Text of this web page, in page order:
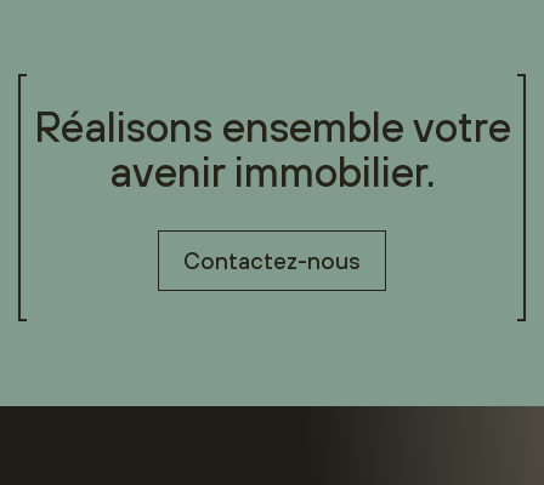
Réalisons ensemble votre
avenir immobilier.
Contactez-nous